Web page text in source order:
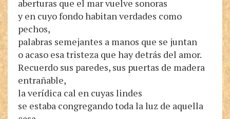
aberturas que el mar vuelve sonoras
y en cuyo fondo habitan verdades como
pechos,
palabras semejantes a manos que se juntan
o acaso esa tristeza que hay detrás del amor.
Recuerdo sus paredes, sus puertas de madera
entrañable,
la verídica cal en cuyas lindes
se estaba congregando toda la luz de aquella